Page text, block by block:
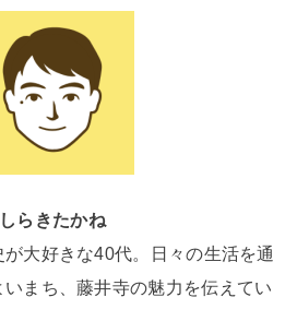
しらきたかね
大好きな40代。日々の生活を通
まち、藤井寺の魅力を伝えてい